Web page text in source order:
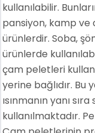
kullanılabilir.
pansiyon, kamp ve
ürünlerdir. Soba,
ürünlerde
çam peletleri
yerine bağlıdır.
ısınmanın yanı
kullanılmaktadır.